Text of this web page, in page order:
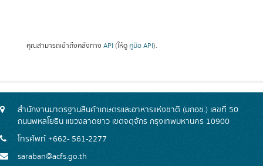
คุณสามารถเข้าถึงคลังทาง API (ให้ดู คู่มือ API).
สำนักงานมาตรฐานสินค้าเกษตรและอาหารแห่งชาติ (มกอช.) เลขที่ 50
ถนนพหลโยธิน แขวงลาดยาว เขตจตุจักร กรุงเทพมหานคร 10900
โทรศัพท์ +662- 561-2277
saraban@acfs.go.th